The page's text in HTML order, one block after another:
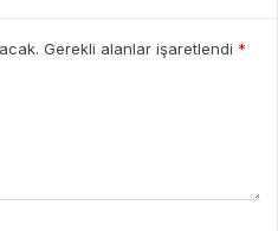
Gerekli alanlar işaretlendi *